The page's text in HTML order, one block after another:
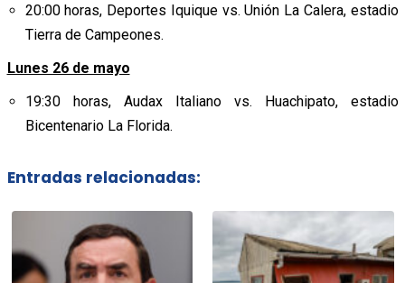
20:00 horas, Deportes Iquique vs. Unión La Calera, estadio
Tierra de Campeones.
Lunes 26 de mayo
19:30 horas, Audax Italiano vs. Huachipato, estadio
Bicentenario La Florida.
Entradas relacionadas: